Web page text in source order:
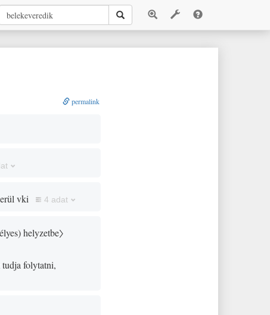
permalink
vki 4 adat
)helyzetbe〉
tudja folytatni,